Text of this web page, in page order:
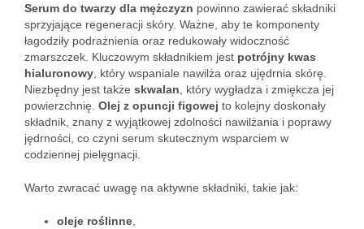
Serum do twarzy dla mężczyzn powinno zawierać składniki
sprzyjające regeneracji skóry. Ważne, aby te komponenty
łagodziły podrażnienia oraz redukowały widoczność
zmarszczek. Kluczowym składnikiem jest potrójny kwas
hialuronowy , który wspaniale nawilża oraz ujędrnia skórę.
Niezbędny jest także skwalan , który wygładza i zmiękcza jej
powierzchnię. Olej z opuncji figowej to kolejny doskonały
składnik, znany z wyjątkowej zdolności nawilżania i poprawy
jędrności, co czyni serum skutecznym wsparciem w
codziennej pielęgnacji.
Warto zwracać uwagę na aktywne składniki, takie jak:
oleje roślinne